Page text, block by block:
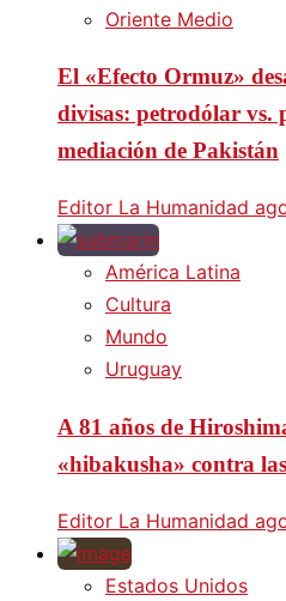
Oriente Medio
El «Efecto Ormuz»
divisas: petrodólar vs.
mediación de Pakistán
Editor La Humanidad
América Latina
Cultura
Mundo
Uruguay
A 81 años de
«hibakusha» contra
Editor La Humanidad
Estados Unidos